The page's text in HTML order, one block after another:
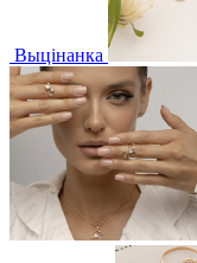
Выцінанка